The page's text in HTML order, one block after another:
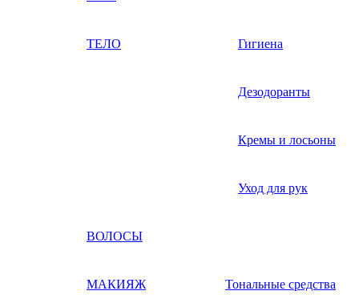
ТЕЛО Гигиена
Дезодоранты
Кремы и лосьоны
Уход для рук
ВОЛОСЫ
МАКИЯЖ Тональные средства